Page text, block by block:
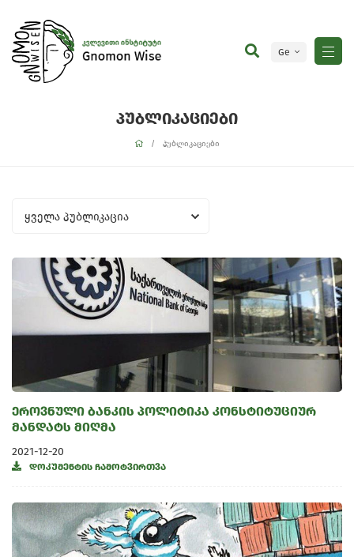
Ge
პუბლიკაციები
პუბლიკაციები
ყველა პუბლიკაცია
ეროვნული ბანკის პოლიტიკა კონსტიტუციურ
მანდატს მიღმა
2021-12-20
დოკუმენტის ჩამოტვირთვა